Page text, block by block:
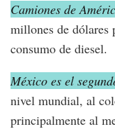
Camiones de
millones de dólares
consumo de diesel.
México es el
nivel mundial, al
principalmente al